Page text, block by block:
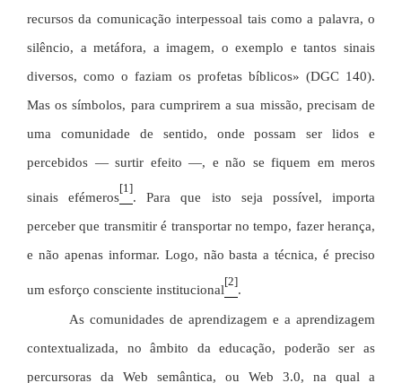
recursos da comunicação interpessoal tais como a palavra, o
silêncio, a metáfora, a imagem, o exemplo e tantos sinais
diversos, como o faziam os profetas bíblicos» (DGC 140).
Mas os símbolos, para cumprirem a sua missão, precisam de
uma comunidade de sentido, onde possam ser lidos e
percebidos — surtir efeito —, e não se fiquem em meros
sinais efémeros
[1]
. Para que isto seja possível, importa
perceber que transmitir é transportar no tempo, fazer herança,
e não apenas informar. Logo, não basta a técnica, é preciso
um esforço consciente institucional
[2]
.
As comunidades de aprendizagem e a aprendizagem
contextualizada, no âmbito da educação, poderão ser as
percursoras da Web semântica, ou Web 3.0, na qual a